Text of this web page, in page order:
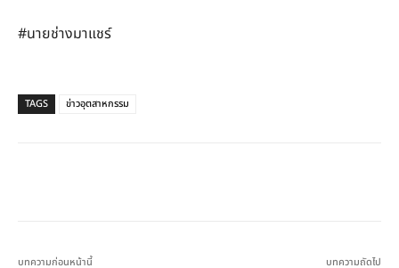
#นายช่างมาแชร์
TAGS ข่าวอุตสาหกรรม
บทความก่อนหน้านี้ บทความถัดไป